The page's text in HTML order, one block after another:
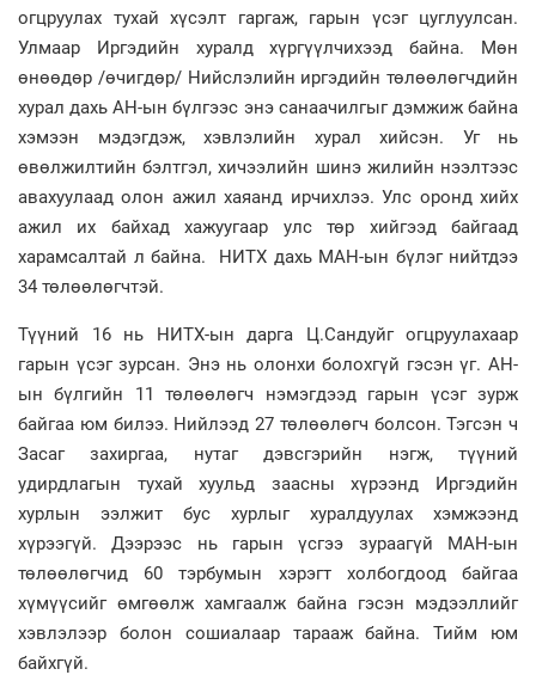
огцруулах тухай хүсэлт гаргаж, гарын үсэг цуглуулсан.
Улмаар Иргэдийн хуралд хүргүүлчихээд байна. Мөн
өнөөдөр /өчигдөр/ Нийслэлийн иргэдийн төлөөлөгчдийн
хурал дахь АН-ын бүлгээс энэ санаачилгыг дэмжиж байна
хэмээн мэдэгдэж, хэвлэлийн хурал хийсэн. Уг нь
өвөлжилтийн бэлтгэл, хичээлийн шинэ жилийн нээлтээс
авахуулаад олон ажил хаяанд ирчихлээ. Улс оронд хийх
ажил их байхад хажуугаар улс төр хийгээд байгаад
харамсалтай л байна. НИТХ дахь МАН-ын бүлэг нийтдээ
34 төлөөлөгчтэй.
Түүний 16 нь НИТХ-ын дарга Ц.Сандуйг огцруулахаар
гарын үсэг зурсан. Энэ нь олонхи болохгүй гэсэн үг. АН-
ын бүлгийн 11 төлөөлөгч нэмэгдээд гарын үсэг зурж
байгаа юм билээ. Нийлээд 27 төлөөлөгч болсон. Тэгсэн ч
Засаг захиргаа, нутаг дэвсгэрийн нэгж, түүний
удирдлагын тухай хуульд заасны хүрээнд Иргэдийн
хурлын ээлжит бус хурлыг хуралдуулах хэмжээнд
хүрээгүй. Дээрээс нь гарын үсгээ зураагүй МАН-ын
төлөөлөгчид 60 тэрбумын хэрэгт холбогдоод байгаа
хүмүүсийг өмгөөлж хамгаалж байна гэсэн мэдээллийг
хэвлэлээр болон сошиалаар тарааж байна. Тийм юм
байхгүй.